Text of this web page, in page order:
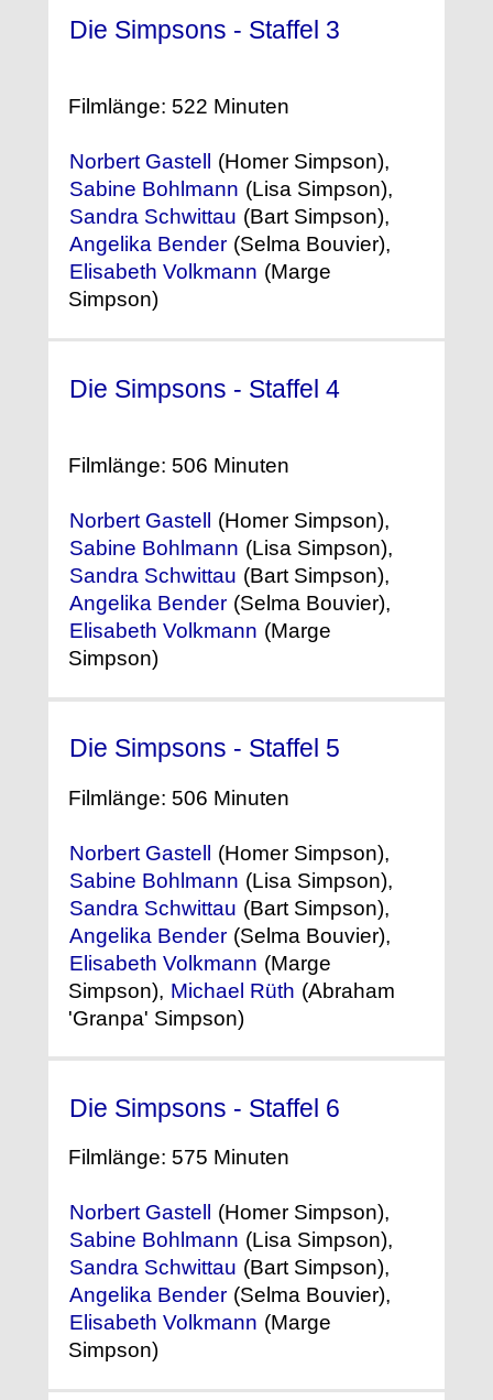
Die Simpsons - Staffel 3
Filmlänge: 522 Minuten
Norbert Gastell (Homer Simpson),
Sabine Bohlmann (Lisa Simpson),
Sandra Schwittau (Bart Simpson),
Angelika Bender (Selma Bouvier),
Elisabeth Volkmann (Marge
Simpson)
Die Simpsons - Staffel 4
Filmlänge: 506 Minuten
Norbert Gastell
(Homer Simpson),
Sabine Bohlmann (Lisa Simpson),
Sandra Schwittau (Bart Simpson),
Angelika Bender (Selma Bouvier),
Elisabeth Volkmann (Marge
Simpson)
Die Simpsons - Staffel 5
Filmlänge: 506 Minuten
Norbert Gastell (Homer Simpson),
Sabine Bohlmann (Lisa Simpson),
Sandra Schwittau (Bart Simpson),
Angelika Bender (Selma Bouvier),
Elisabeth Volkmann (Marge
Simpson), Michael Rüth (Abraham
'Granpa' Simpson)
Die Simpsons - Staffel 6
Filmlänge: 575 Minuten
Norbert Gastell
(Homer Simpson),
Sabine Bohlmann (Lisa Simpson),
Sandra Schwittau (Bart Simpson),
Angelika Bender (Selma Bouvier),
Elisabeth Volkmann (Marge
Simpson)